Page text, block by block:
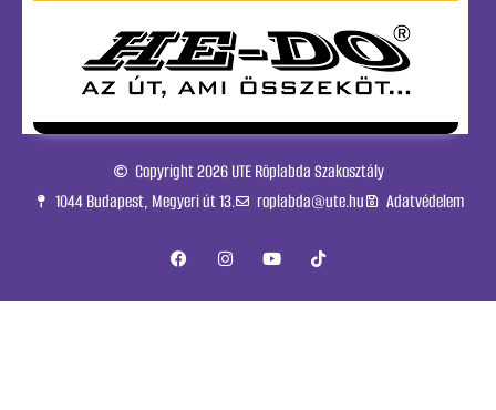
Copyright 2026 UTE Röplabda Szakosztály
1044 Budapest, Megyeri út 13.
roplabda@ute.hu Adatvédelem